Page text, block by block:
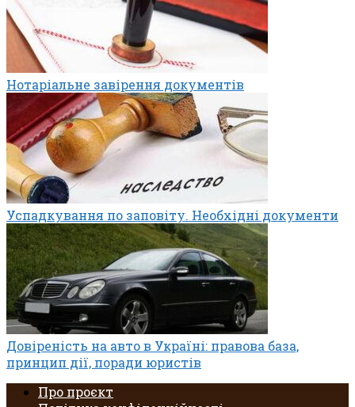
Нотаріальне завірення документів
Успадкування по заповіту. Необхідні документи
Довіреність на авто в Україні: правова база,
принцип дії, поради юристів
Про проєкт